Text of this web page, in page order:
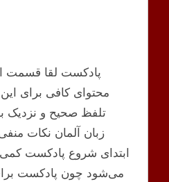
پادکست لقا قسمت
محتوای کافی برای
تلفظ صحیح و نزدیک
زبان آلمان نکات
ابتدای شروع پادکست
می‌شود چون پادکست